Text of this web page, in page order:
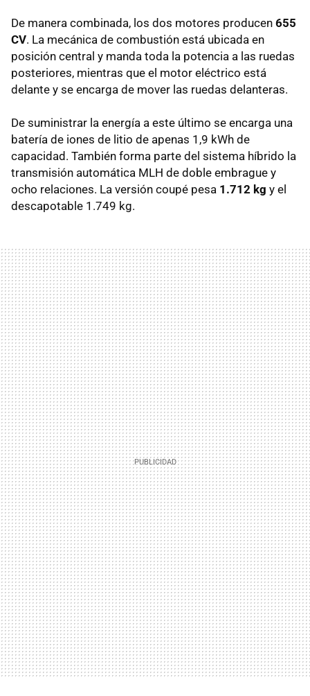
De manera combinada, los dos motores producen 655
CV. La mecánica de combustión está ubicada en
posición central y manda toda la potencia a las ruedas
posteriores, mientras que el motor eléctrico está
delante y se encarga de mover las ruedas delanteras.
De suministrar la energía a este último se encarga una
batería de iones de litio de apenas 1,9 kWh de
capacidad. También forma parte del sistema híbrido la
transmisión automática MLH de doble embrague y
ocho relaciones. La versión coupé pesa 1.712 kg y el
descapotable 1.749 kg.